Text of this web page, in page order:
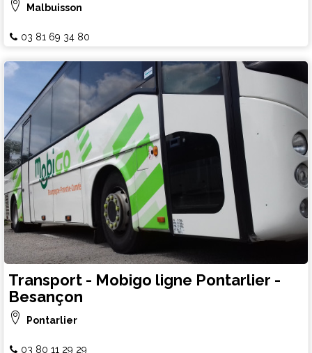
Malbuisson
03 81 69 34 80
Transport - Mobigo ligne Pontarlier -
Besançon
Pontarlier
03 80 11 29 29